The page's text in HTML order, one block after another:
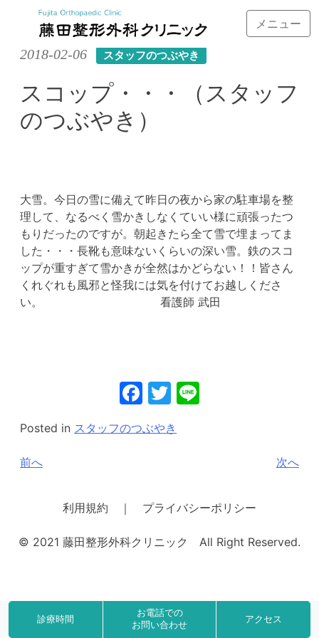
メニュー
診療時間
お電話での
お問い合わせ
アクセス
2018-02-06 スタッフのつぶやき
スコップ・・・（スタッフ
のつぶやき）
大雪。今日の雪に備えて昨日の夜から家の駐車場を整
理して、なるべく雪かきしなくていい様に頑張ったつ
もりだったのですが。朝起きたら全て雪で埋まってま
した・・・長靴も意味ないくらいの深い雪。鉄のスコ
ップが重すぎて雪かきが全然はかどらない！！皆さん
くれぐれも風邪と怪我には気を付けてお越しくださ
い。 看護師 武田
Facebook
Twitter
Posted in スタッフのつぶやき
投
ゲ
ョ
前へ 次へ
利用規約 ｜ プライバシーポリシー
© 2021 藤田整形外科クリニック All Right Reserved.